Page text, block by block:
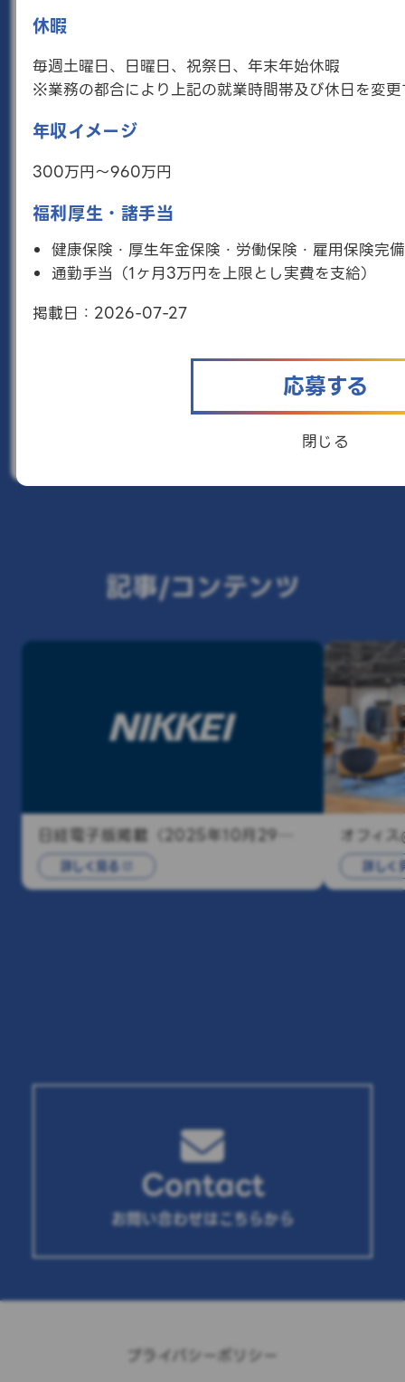
こんな人向け
相手の気持ちに寄り添い、しっかりと傾聴できる方
詳しく見る
学習支援サポーター（HR高等学院）
委託（アルバイト）
募集職種概要
2025年4月に開校したHR高等学院の学習支援担当
として、学生の単位取得に必要な学習面での支援を
行っていただきます。
学習が苦手な子ども、学習モチベーションに課題が
記事/コンテンツ
詳しく見る
オフィ
詳しく
Contact
お問い合わせはこちらから
プライバシーポリシー
休暇
毎週土曜日、日曜日、祝祭日、年末年始休暇
※業務の都合により上記の就業時間帯及び休日を変
年収イメージ
300万円〜960万円
福利厚生・諸手当
健康保険・厚生年金保険・労働保険・雇用保険完備
通勤手当（1ヶ月3万円を上限とし実費を支給）
掲載日： 2026-07-27
応募する
閉じる